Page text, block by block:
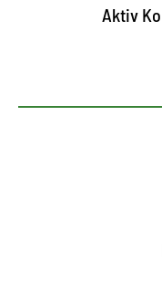
Aktiv
Inserto de